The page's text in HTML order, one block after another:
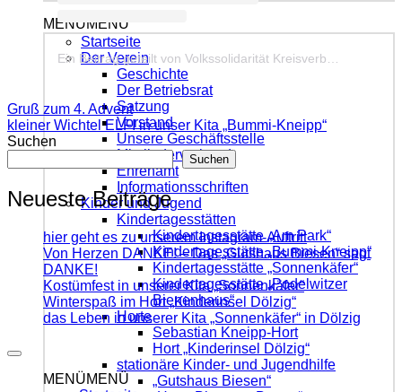
MENÜMENÜ
Startseite
Der Verein
Geschichte
Der Betriebsrat
Satzung
Vorstand
Unsere Geschäftsstelle
Mitgliederverband
Ehrenamt
Informationsschriften
Kinder und Jugend
Kindertagesstätten
Kindertagesstätte „Am Park“
Kindertagesstätte „Bummi-Kneipp“
Kindertagesstätte „Sonnenkäfer“
Kindertagesstätte „Podelwitzer
Bienenhaus“
Horte
Sebastian Kneipp-Hort
Hort „Kinderinsel Dölzig“
stationäre Kinder- und Jugendhilfe
„Gutshaus Biesen“
Gruß zum 4. Advent
kleiner Wichtel ELFI in unser Kita „Bummi-Kneipp“
Suchen
Suchen
Neueste Beiträge
hier geht es zu unserem Instagram-Auftritt
Von Herzen DANKE! – Das „Gutshaus Biesen“ sagt
DANKE!
Kostümfest in unserer Kita „Sonnenkäfer“
Winterspaß im Hort „Kinderinsel Dölzig“
das Leben in unserer Kita „Sonnenkäfer“ in Dölzig
MENÜMENÜ